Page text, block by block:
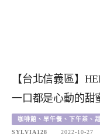
【台北信義區】
一口都是心動的甜
咖啡館、早午餐、下午茶、
SYLVIA128
2022-10-27